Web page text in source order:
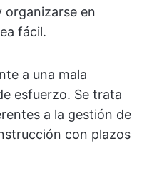
en
fácil.
a una mala
esfuerzo. Se trata
a la gestión de
con plazos